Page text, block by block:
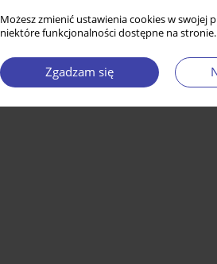
Możesz zmienić ustawienia cookies w swojej
niektóre funkcjonalności dostępne na stronie.
Zgadzam się